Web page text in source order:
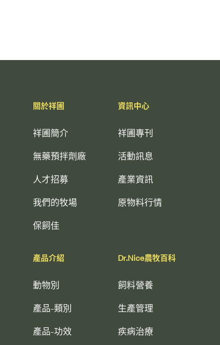
關於祥圃
祥圃簡介
無藥預拌劑廠
人才招募
我們的牧場
保飼佳
資訊中心
祥圃專刊
活動訊息
產業資訊
原物料行情
產品介紹
動物別
產品-類別
產品-功效
Dr.Nice農牧百科
飼料營養
生產管理
疾病治療